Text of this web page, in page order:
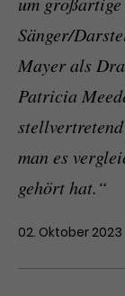
Sänger/
Mayer als
Patricia
man es
gehört hat.“
02. Oktober 2023